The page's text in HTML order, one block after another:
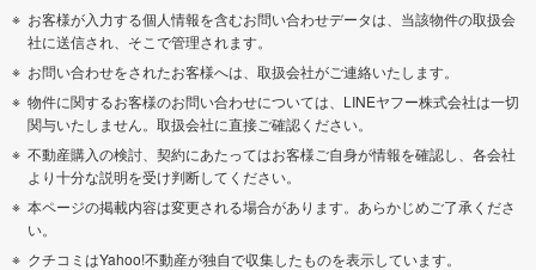
お客様が入力する個人情報を含むお問い合わせデータは、当該物件の取扱会
社に送信され、そこで管理されます。
お問い合わせをされたお客様へは、取扱会社がご連絡いたします。
物件に関するお客様のお問い合わせについては、LINEヤフー株式会社は一切
関与いたしません。取扱会社に直接ご確認ください。
不動産購入の検討、契約にあたってはお客様ご自身が情報を確認し、各会社
より十分な説明を受け判断してください。
本ページの掲載内容は変更される場合があります。あらかじめご了承くださ
い。
クチコミはYahoo!不動産が独自で収集したものを表示しています。